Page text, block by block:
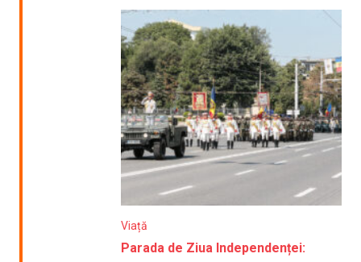
Viață
Parada de Ziua Independenței: